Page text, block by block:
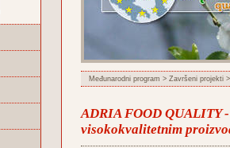
Međunarodni program > Završeni projekti
ADRIA FOOD QUALITY
visokokvalitetnim